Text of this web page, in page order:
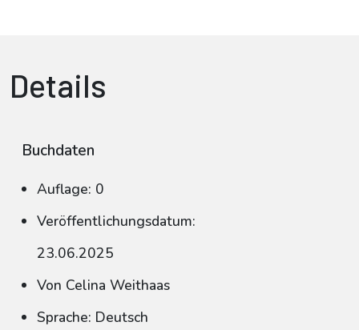
Details
Buchdaten
Auflage: 0
Veröffentlichungsdatum:
23.06.2025
Von Celina Weithaas
Sprache: Deutsch